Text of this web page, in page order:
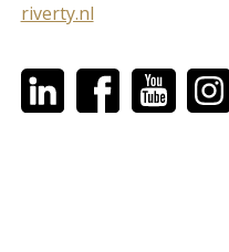
riverty.nl